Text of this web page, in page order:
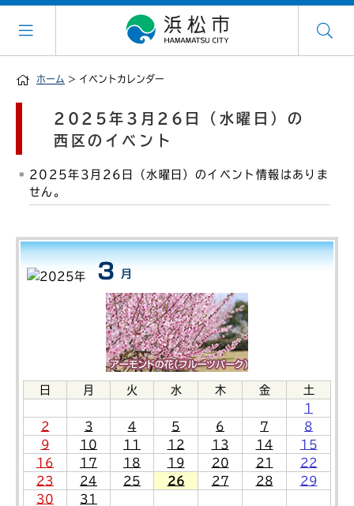
ホーム > イベントカレンダー
日 月 火 水 木 金
土
1
2
3 4 5 6 7
8
9
10 11 12 13 14
15
16
17 18 19 20 21
22
23
24 25 26 27 28
29
30
31
2025年3月26日（水曜日）の
西区のイベント
2025年3月26日（水曜日）のイベント情報はありま
せん。